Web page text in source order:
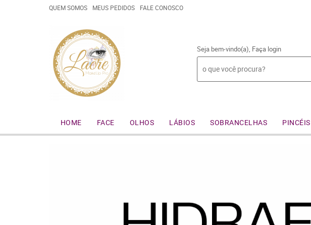
QUEM SOMOS MEUS PEDIDOS FALE CONOSCO
Seja bem-vindo(a), Faça login
HOME FACE OLHOS LÁBIOS SOBRANCELHAS PINCÉIS